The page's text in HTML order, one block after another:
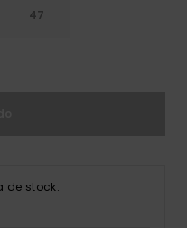
47
de stock.